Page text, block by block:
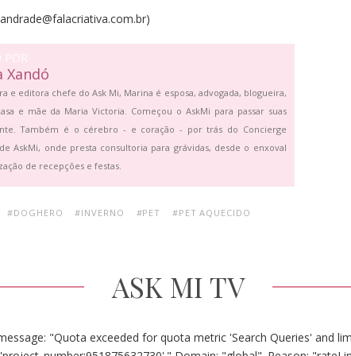
POR
Xandó
e editora chefe do Ask Mi, Marina é esposa, advogada, blogueira,
e mãe da Maria Victoria. Começou o AskMi para passar suas
Também é o cérebro - e coração - por trás do Concierge
AskMi, onde presta consultoria para grávidas, desde o enxoval
de recepções e festas.
#DOGHERO #INVERNO #PET #PET AQUECIDO
ASK MI TV
"Quota exceeded for quota metric 'Search Queries' and